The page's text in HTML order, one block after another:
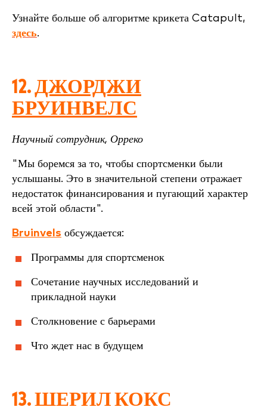
Узнайте больше об алгоритме крикета Catapult,
здесь.
12.ДЖОРДЖИ
БРУИНВЕЛС
Научный сотрудник, Орреко
"Мы боремся за то, чтобы спортсменки были
услышаны. Это в значительной степени отражает
недостаток финансирования и пугающий характер
всей этой области".
Bruinvels обсуждается:
Программы для спортсменок
Сочетание научных исследований и
прикладной науки
Столкновение с барьерами
Что ждет нас в будущем
13.ШЕРИЛ КОКС